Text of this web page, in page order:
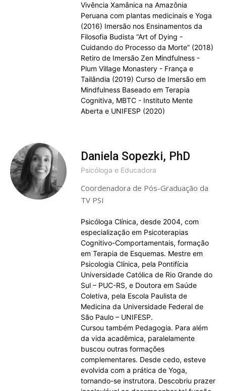
Vivência Xamânica na Amazônia
Peruana com plantas medicinais e Yoga
(2016) Imersão nos Ensinamentos da
Filosofia Budista “Art of Dying -
Cuidando do Processo da Morte” (2018)
Retiro de Imersão Zen Mindfulness -
Plum Village Monastery - França e
Tailândia (2019) Curso de Imersão em
Mindfulness Baseado em Terapia
Cognitiva, MBTC - Instituto Mente
Aberta e UNIFESP (2020)
Daniela Sopezki, PhD
Psicóloga e Educadora
Coordenadora de Pós-Graduação da
TV PSI
Psicóloga Clínica, desde 2004, com
especialização em Psicoterapias
Cognitivo-Comportamentais, formação
em Terapia de Esquemas. Mestre em
Psicologia Clínica, pela Pontifícia
Universidade Católica de Rio Grande do
Sul – PUC-RS, e Doutora em Saúde
Coletiva, pela Escola Paulista de
Medicina da Universidade Federal de
São Paulo – UNIFESP.
Cursou também Pedagogia. Para além
da vida acadêmica, paralelamente
buscou outras formações
complementares. Desde cedo, esteve
evolvida com a prática de Yoga,
tornando-se instrutora. Descobriu prazer